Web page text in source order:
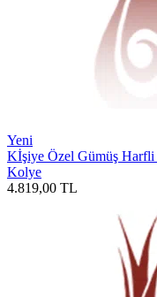
Yeni
Kİşiye Özel Gümüş
Kolye
4.819,00 TL